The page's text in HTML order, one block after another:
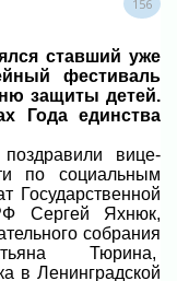
156
ставший уже
фестиваль
защиты детей.
Года единства
вице-
по социальным
Государственной
Сергей Яхнюк,
собрания
Тюрина,
в Ленинградской